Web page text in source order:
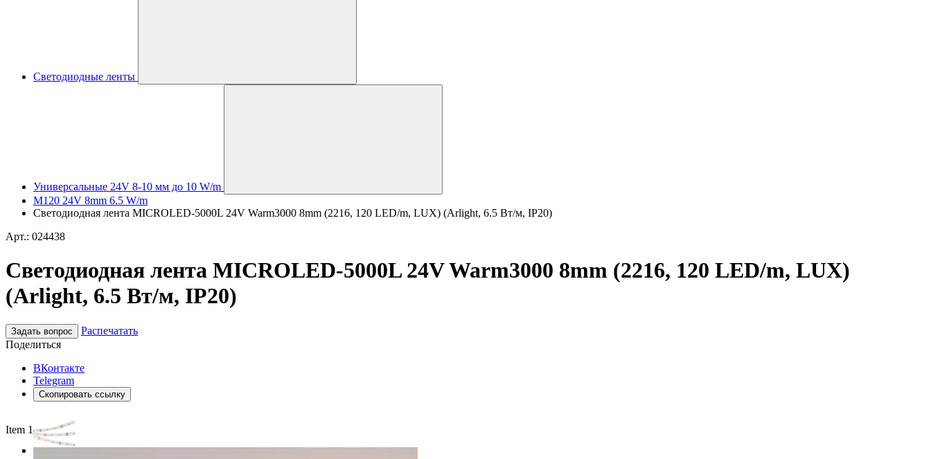
Светодиодные ленты
Универсальные 24V 8-10 мм до 10 W/m
M120 24V 8mm 6.5 W/m
Светодиодная лента MICROLED-5000L 24V Warm3000 8mm (2216, 120 LED/m, LUX) (Arlight, 6.5 Вт/м, IP20)
Арт.: 024438
Светодиодная лента MICROLED-5000L 24V Warm3000 8mm (2216, 120 LED/m, LUX)
(Arlight, 6.5 Вт/м, IP20)
Задать вопрос
Распечатать
Поделиться
ВКонтакте
Telegram
Скопировать ссылку
Item 1 of 2